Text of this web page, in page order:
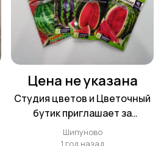
Цена не указана
Студия цветов и Цветочный
бутик приглашает за
семенами, грунтом ...
Шипуново
1 год назад